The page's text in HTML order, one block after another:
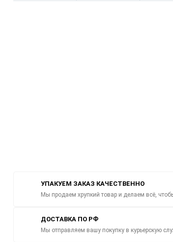
УПАКУЕМ ЗАКАЗ КАЧЕСТВЕННО
Мы продаем хрупкий товар и делаем всё,
ДОСТАВКА ПО РФ
Мы отправляем вашу покупку в курьерскую